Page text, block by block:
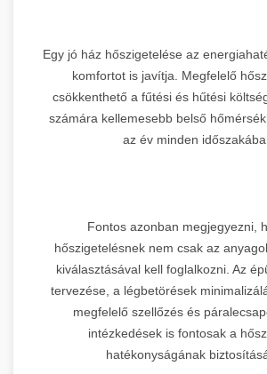
Egy jó ház hőszigetelése az
komfortot is javítja. Megfelelő
csökkenthető a fűtési és hűtési
számára kellemesebb belső
az év minden
Fontos azonban megjegyezni,
hőszigetelésnek nem csak az
kiválasztásával kell foglalkozni. Az
tervezése, a légbetörések
megfelelő szellőzés és
intézkedések is fontosak a
hatékonyságának